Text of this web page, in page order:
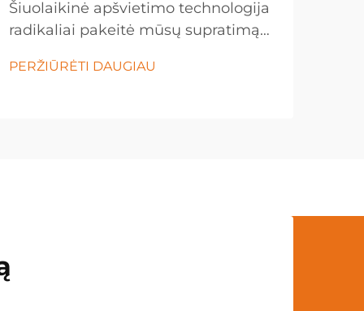
Šiuolaikinė apšvietimo technologija
radikaliai pakeitė mūsų supratimą
privalumus patalpose ir būdus, kaip
PERŽIŪRĖTI DAUGIAU